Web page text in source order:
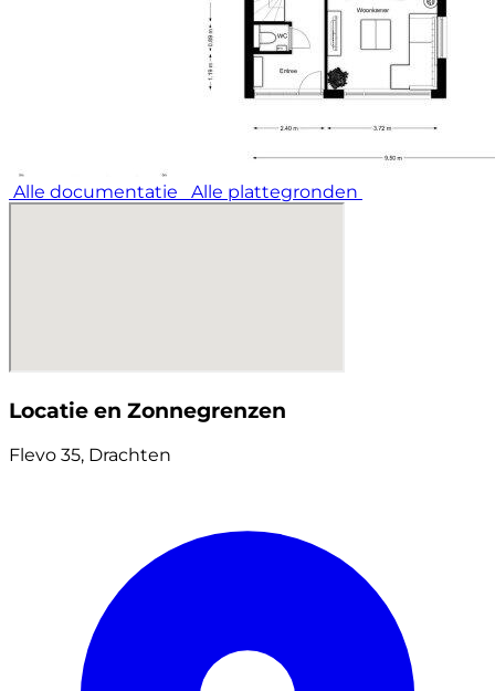
Wat een fijn en keurig verzorgd en
onderhoudsvriendelijk woonhuis. Kortom, een
heerlijke plek om thuis te komen.
Je bent van harte welkom! Lees de volledige
Alle documentatie Alle plattegronden
Locatie en Zonnegrenzen
Flevo 35, Drachten